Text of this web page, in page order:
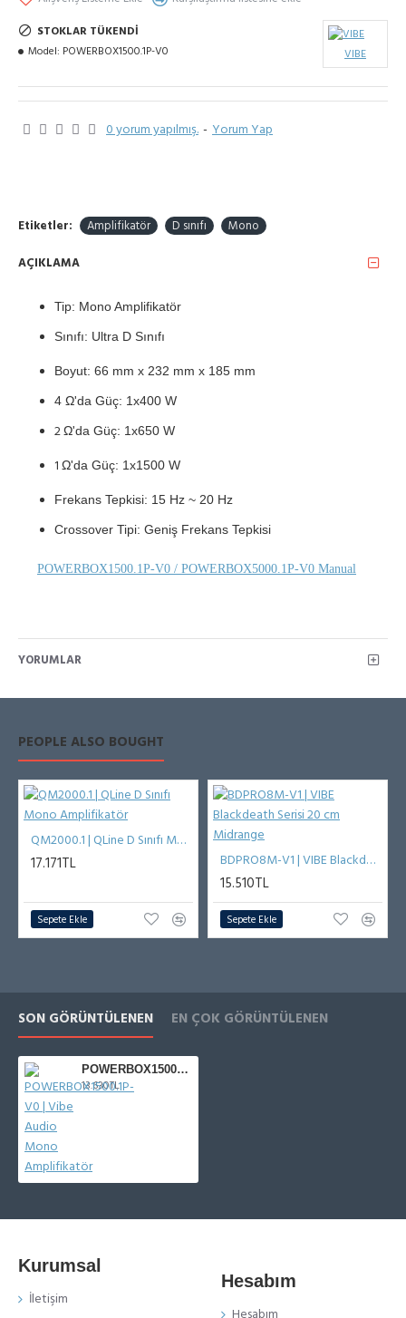
STOKLAR TÜKENDI
Model: POWERBOX1500.1P-V0 VIBE
0 yorum yapılmış. - Yorum Yap
Etiketler: Amplifikatör D sınıfı Mono
AÇIKLAMA
Tip: Mono Amplifikatör
Sınıfı: Ultra D Sınıfı
Boyut: 66 mm x 232 mm x 185 mm
4 Ω'da Güç: 1x400 W
2Ω'da Güç: 1x650 W
1 Ω'da Güç: 1x1500 W
Frekans Tepkisi: 15 Hz ~ 20 Hz
Crossover Tipi: Geniş Frekans Tepkisi
POWERBOX1500.1P-V0 / POWERBOX5000.1P-V0 Manual
YORUMLAR
PEOPLE ALSO BOUGHT
QM2000.1 | QLine D Sınıfı Mono Amplifikatör
17.171TL
Sepete Ekle
BDPRO8M-V1 | VIBE Blackdeath Serisi 20 cm Midrange
15.510TL
Sepete Ekle
SON GÖRÜNTÜLENEN EN ÇOK GÖRÜNTÜLENEN
POWERBOX1500.1P-V0 | Vibe Audio Mono Amplifikatör
13.630TL
Kurumsal
İletişim
Hesabım
Hesabım